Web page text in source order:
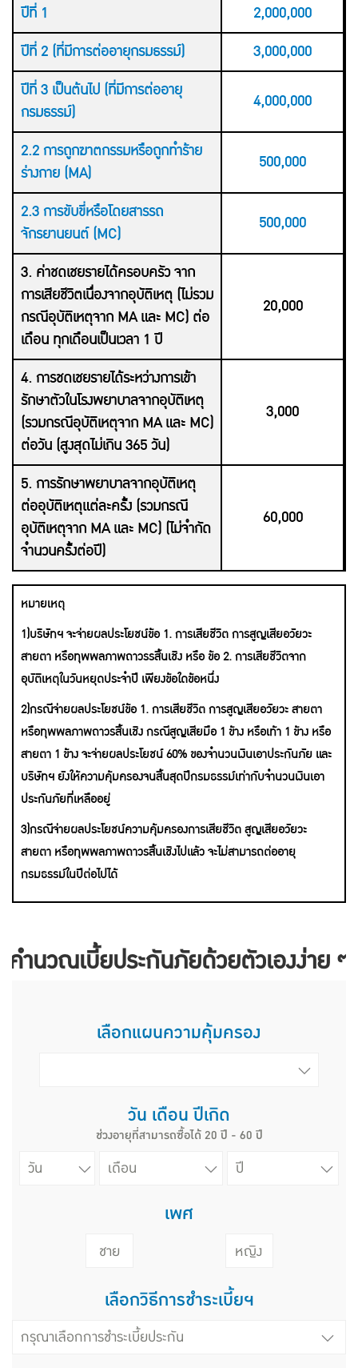
ปีที่ 1
2,000,000
ปีที่ 2 (ที่มีการต่ออายุกรมธรรม์)
3,000,000
ปีที่ 3 เป็นต้นไป (ที่มีการต่ออายุ
กรมธรรม์)
4,000,000
2.2 การถูกฆาตกรรมหรือถูกทำร้าย
ร่างกาย (MA)
500,000
2.3 การขับขี่หรือโดยสารรถ
จักรยานยนต์ (MC)
500,000
3. ค่าชดเชยรายได้ครอบครัว จาก
การเสียชีวิตเนื่องจากอุบัติเหตุ (ไม่รวม
กรณีอุบัติเหตุจาก MA และ MC) ต่อ
เดือน ทุกเดือนเป็นเวลา 1 ปี
20,000
4. การชดเชยรายได้ระหว่างการเข้า
รักษาตัวในโรงพยาบาลจากอุบัติเหตุ
(รวมกรณีอุบัติเหตุจาก MA และ MC)
ต่อวัน (สูงสุดไม่เกิน 365 วัน)
3,000
5. การรักษาพยาบาลจากอุบัติเหตุ
ต่ออุบัติเหตุแต่ละครั้ง (รวมกรณี
อุบัติเหตุจาก MA และ MC) (ไม่จำกัด
จำนวนครั้งต่อปี)
60,000
หมายเหตุ
1)บริษัทฯ จะจ่ายผลประโยชน์ข้อ 1. การเสียชีวิต การสูญเสียอวัยวะ
สายตา หรือทุพพลภาพถาวรรสิ้นเชิง หรือ ข้อ 2. การเสียชีวิตจาก
อุบัติเหตุในวันหยุดประจำปี เพียงข้อใดข้อหนึ่ง
2)กรณีจ่ายผลประโยชน์ข้อ 1. การเสียชีวิต การสูญเสียอวัยวะ สายตา
หรือทุพพลภาพถาวรสิ้นเชิง กรณีสูญเสียมือ 1 ข้าง หรือเท้า 1 ข้าง หรือ
สายตา 1 ข้าง จะจ่ายผลประโยชน์ 60% ของจำนวนเงินเอาประกันภัย และ
บริษัทฯ ยังให้ความคุ้มครองจนสิ้นสุดปีกรมธรรม์เท่ากับจำนวนเงินเอา
ประกันภัยที่เหลืออยู่
3)กรณีจ่ายผลประโยชน์ความคุ้มครองการเสียชีวิต สูญเสียอวัยวะ
สายตา หรือทุพพลภาพถาวรสิ้นเชิงไปแล้ว จะไม่สามารถต่ออายุ
กรมธรรม์ในปีต่อไปได้
คำนวณเบี้ยประกันภัยด้วยตัวเองง่าย ๆ
เลือกแผนความคุ้มครอง
วัน เดือน ปีเกิด
ช่วงอายุที่สามารถซื้อได้ 20 ปี - 60 ปี
เพศ
ชาย หญิง
เลือกวิธีการชำระเบี้ยฯ